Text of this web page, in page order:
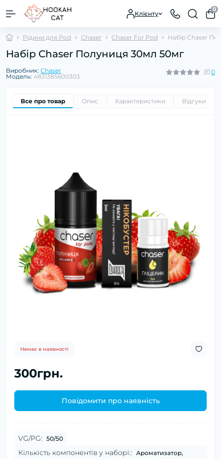
Клієнту
0
Рідини для Pod Chaser Chaser For Pod Набір Chaser
Набір Chaser Полуниця 30мл 50мг
Виробник: Chaser
Модель: 4831385600303
0
Все про товар Опис Характеристики Відгуки
Немає в наявності
300грн.
Повідомити про наявність
VG/PG: 50/50
Кількість компонентів у наборі:: Ароматизатор,